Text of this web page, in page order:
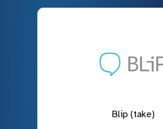
Blip (take)